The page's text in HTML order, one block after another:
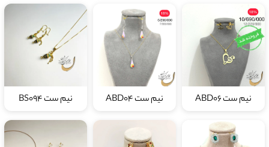
نیم ست ABD06 نیم ست ABD04 نیم ست BS094